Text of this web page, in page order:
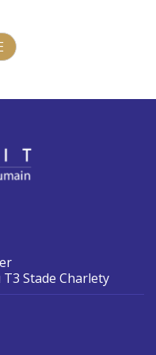
T3 Stade Charlety